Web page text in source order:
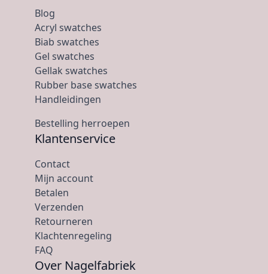
Blog
Acryl swatches
Biab swatches
Gel swatches
Gellak swatches
Rubber base swatches
Handleidingen
Bestelling herroepen
Klantenservice
Contact
Mijn account
Betalen
Verzenden
Retourneren
Klachtenregeling
FAQ
Over Nagelfabriek